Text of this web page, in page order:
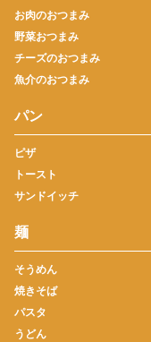
お肉のおつまみ
野菜おつまみ
チーズのおつまみ
魚介のおつまみ
パン
ピザ
トースト
サンドイッチ
麺
そうめん
焼きそば
パスタ
うどん